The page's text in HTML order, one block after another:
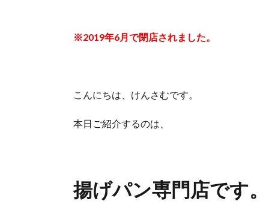
※2019年6月で閉店されました。
こんにちは、けんさむです。
本日ご紹介するのは、
揚げパン専門店です。